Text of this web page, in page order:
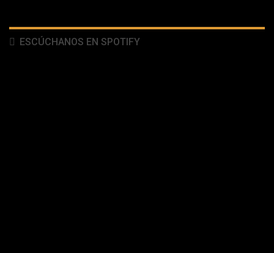
ESCÚCHANOS EN SPOTIFY